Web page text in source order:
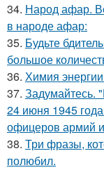
34. Народ афар.
в народе афар:
35. Будьте
большое
36. Химия
37. Задумайтесь.
24 июня 1945
офицеров армий
38. Три фразы,
полюбил.